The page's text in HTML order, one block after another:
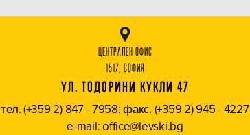
ЦЕНТРАЛЕН ОФИС
1517, СОФИЯ
УЛ. ТОДОРИНИ КУКЛИ 47
тел. (+359 2) 847 - 7958; факс. (+359 2) 945 - 4227
e-mail: office@levski.bg